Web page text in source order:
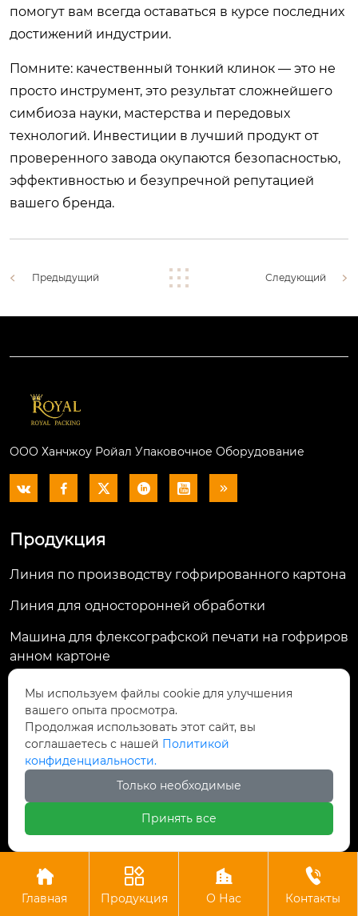
помогут вам всегда оставаться в курсе последних
достижений индустрии.
Помните: качественный тонкий клинок — это не
просто инструмент, это результат сложнейшего
симбиоза науки, мастерства и передовых
технологий. Инвестиции в лучший продукт от
проверенного завода окупаются безопасностью,
эффективностью и безупречной репутацией
вашего бренда.
Предыдущий Следующий
ООО Ханчжоу Ройал Упаковочное Оборудование
     
Продукция
Линия по производству гофрированного картона
Линия для односторонней обработки
Машина для флексографской печати на гофриров
анном картоне
Машина для склеивания папок
Машина для ламинирования флейт
Контакты

Plaza, улица Дагуань, д. 98, район Гуншу,
Ханчжоу, провинция Чжэцзян, Китай
machine@royal-packing.com

Главная

Продукция

О Нас

Контакты
Мы используем файлы cookie для улучшения
вашего опыта просмотра.
Продолжая использовать этот сайт, вы
соглашаетесь с нашей Политикой
конфиденциальности.
Только необходимые
Принять все